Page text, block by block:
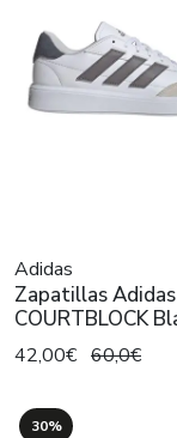
Adidas
Zapatillas Adidas
COURTBLOCK
Hombre
42,00€ 60,0€
30%